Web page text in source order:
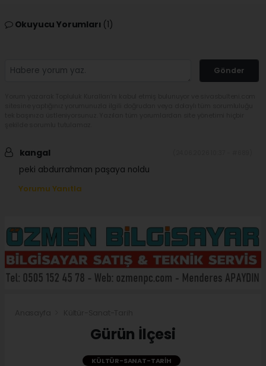
Okuyucu Yorumları (1)
Gönder
kangal
peki abdurrahman paşaya noldu
Yorumu Yanıtla
Gürün İlçesi
KÜLTÜR-SANAT-TARIH